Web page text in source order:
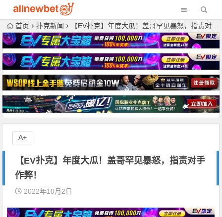
首页 扑克新闻 【EV扑克】年度大瓜！盖哥罕见暴怒，指责对手作弊！
【EV扑克】年度大瓜！盖哥罕见暴怒，指责对手
作弊！
2022年10月2日
A+